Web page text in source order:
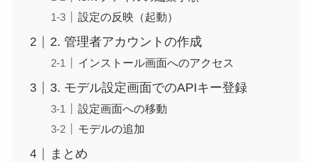
設定の反映（起動）
2. 管理者アカウントの作成
インストール画面へのアクセス
3. モデル設定画面でのAPIキー登録
設定画面への移動
モデルの追加
まとめ